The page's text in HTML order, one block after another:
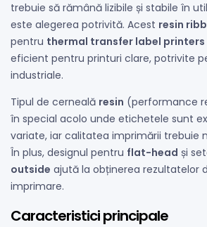
trebuie să rămână lizibile și stabile în
este alegerea potrivită. Acest resin
pentru thermal transfer label printers
eficient pentru printuri clare, potrivite
industriale.
Tipul de cerneală resin (performance
în special acolo unde etichetele sunt
variate, iar calitatea imprimării trebuie
În plus, designul pentru flat-head și
outside ajută la obținerea rezultatelor
imprimare.
Caracteristici principale